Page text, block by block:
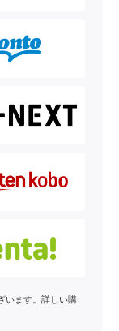
います。詳しい購